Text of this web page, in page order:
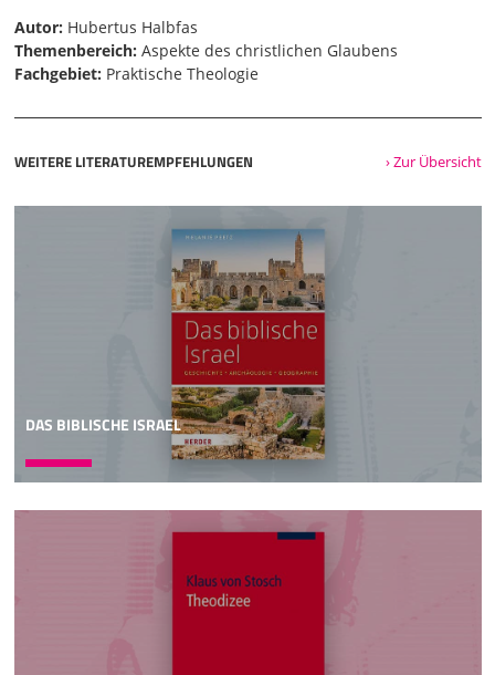
Autor: Hubertus Halbfas
Themenbereich: Aspekte des christlichen Glaubens
Fachgebiet: Praktische Theologie
WEITERE LITERATUREMPFEHLUNGEN › Zur Übersicht
DAS BIBLISCHE ISRAEL